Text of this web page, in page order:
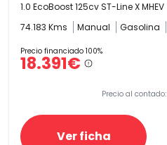
1.0 EcoBoost 125cv ST-Line X MHEV
74.183 Kms
Manual Gasolina
Precio financiado 100%
18.391€
Precio al contado:
Ver ficha